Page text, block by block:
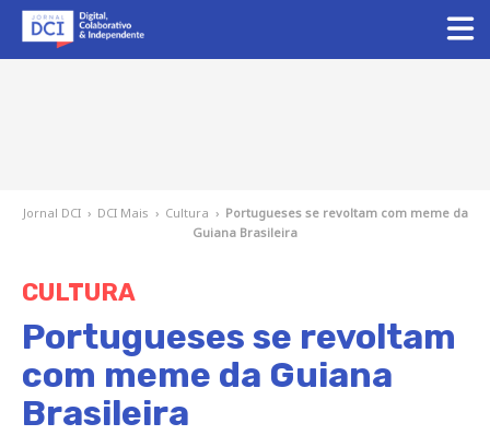
Jornal DCI › DCI Mais › Cultura › Portugueses se revoltam com meme da
Guiana Brasileira
CULTURA
Portugueses se revoltam
com meme da Guiana
Brasileira